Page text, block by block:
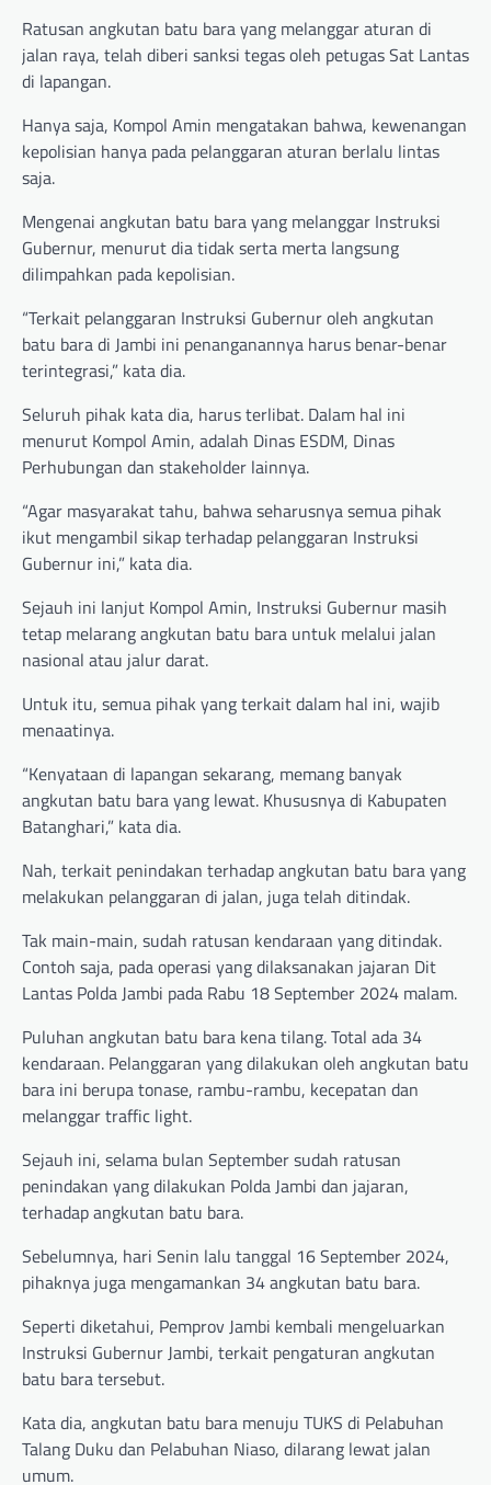
Ratusan angkutan batu bara yang melanggar aturan di
jalan raya, telah diberi sanksi tegas oleh petugas Sat Lantas
di lapangan.
Hanya saja, Kompol Amin mengatakan bahwa, kewenangan
kepolisian hanya pada pelanggaran aturan berlalu lintas
saja.
Mengenai angkutan batu bara yang melanggar Instruksi
Gubernur, menurut dia tidak serta merta langsung
dilimpahkan pada kepolisian.
“Terkait pelanggaran Instruksi Gubernur oleh angkutan
batu bara di Jambi ini penanganannya harus benar-benar
terintegrasi,” kata dia.
Seluruh pihak kata dia, harus terlibat. Dalam hal ini
menurut Kompol Amin, adalah Dinas ESDM, Dinas
Perhubungan dan stakeholder lainnya.
“Agar masyarakat tahu, bahwa seharusnya semua pihak
ikut mengambil sikap terhadap pelanggaran Instruksi
Gubernur ini,” kata dia.
Sejauh ini lanjut Kompol Amin, Instruksi Gubernur masih
tetap melarang angkutan batu bara untuk melalui jalan
nasional atau jalur darat.
Untuk itu, semua pihak yang terkait dalam hal ini, wajib
menaatinya.
“Kenyataan di lapangan sekarang, memang banyak
angkutan batu bara yang lewat. Khususnya di Kabupaten
Batanghari,” kata dia.
Nah, terkait penindakan terhadap angkutan batu bara yang
melakukan pelanggaran di jalan, juga telah ditindak.
Tak main-main, sudah ratusan kendaraan yang ditindak.
Contoh saja, pada operasi yang dilaksanakan jajaran Dit
Lantas Polda Jambi pada Rabu 18 September 2024 malam.
Puluhan angkutan batu bara kena tilang. Total ada 34
kendaraan. Pelanggaran yang dilakukan oleh angkutan batu
bara ini berupa tonase, rambu-rambu, kecepatan dan
melanggar traffic light.
Sejauh ini, selama bulan September sudah ratusan
penindakan yang dilakukan Polda Jambi dan jajaran,
terhadap angkutan batu bara.
Sebelumnya, hari Senin lalu tanggal 16 September 2024,
pihaknya juga mengamankan 34 angkutan batu bara.
Seperti diketahui, Pemprov Jambi kembali mengeluarkan
Instruksi Gubernur Jambi, terkait pengaturan angkutan
batu bara tersebut.
Kata dia, angkutan batu bara menuju TUKS di Pelabuhan
Talang Duku dan Pelabuhan Niaso, dilarang lewat jalan
umum.